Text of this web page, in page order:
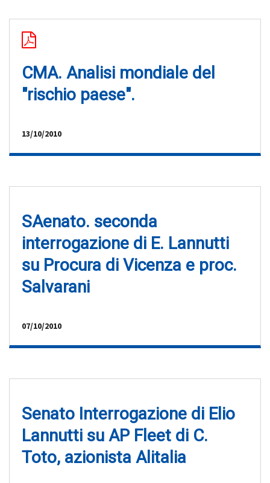
CMA. Analisi mondiale del
"rischio paese".
13/10/2010
SAenato. seconda
interrogazione di E. Lannutti
su Procura di Vicenza e proc.
Salvarani
07/10/2010
Senato Interrogazione di Elio
Lannutti su AP Fleet di C.
Toto, azionista Alitalia